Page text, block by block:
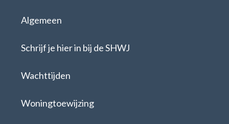
Algemeen
Schrijf je hier in bij de SHWJ
Wachttijden
Woningtoewijzing